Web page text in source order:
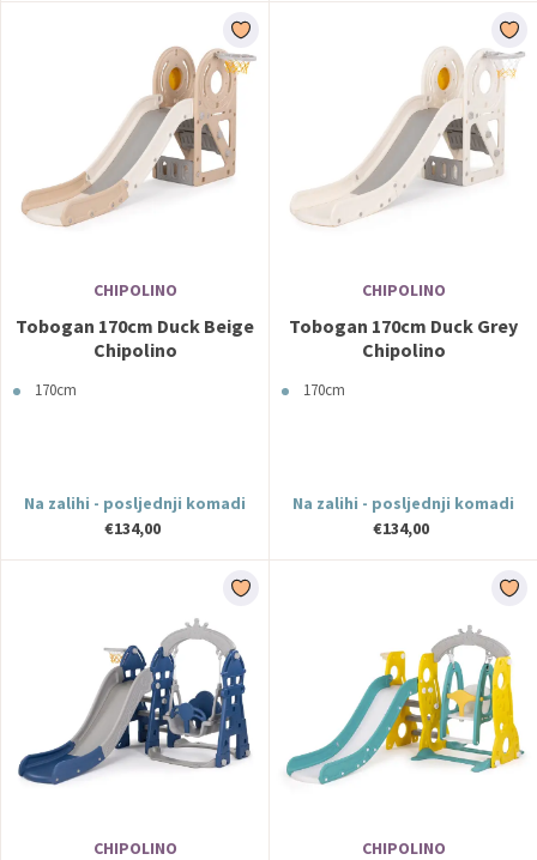
CHIPOLINO
Tobogan 170cm Duck Beige
Chipolino
170cm
Na zalihi - posljednji komadi
€134,00
CHIPOLINO
Tobogan 170cm Duck Grey
Chipolino
170cm
Na zalihi - posljednji komadi
€134,00
CHIPOLINO CHIPOLINO